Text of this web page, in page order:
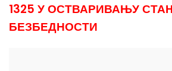
1325 У ОСТВАРИВАЊУ
БЕЗБЕДНОСТИ